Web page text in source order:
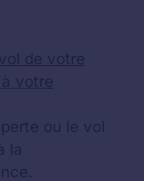
de votre
votre
ou le vol
la